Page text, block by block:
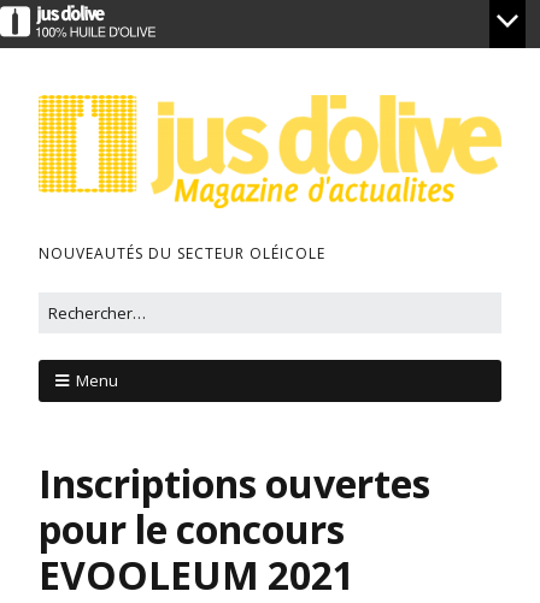
NOUVEAUTÉS DU SECTEUR OLÉICOLE
Menu
Inscriptions ouvertes
pour le concours
EVOOLEUM 2021